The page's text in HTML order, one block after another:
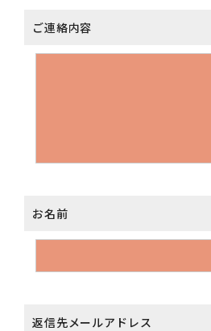
ご連絡内容
お名前
返信先メールアドレス